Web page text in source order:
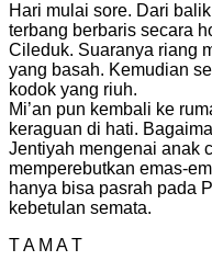
Hari mulai sore. Dari
terbang berbaris secara
Cileduk. Suaranya riang
yang basah. Kemudian
kodok yang riuh.
Mi’an pun kembali ke
keraguan di hati.
Jentiyah mengenai anak
memperebutkan emas-
hanya bisa pasrah pada
kebetulan semata.
T A M A T